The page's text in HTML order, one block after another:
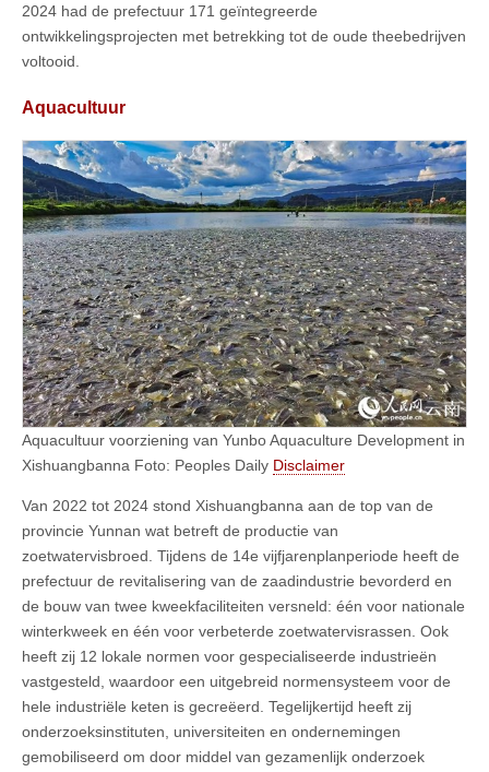
2024 had de prefectuur 171 geïntegreerde
ontwikkelingsprojecten met betrekking tot de oude theebedrijven
voltooid.
Aquacultuur
Aquacultuur voorziening van Yunbo Aquaculture Development in
Xishuangbanna Foto: Peoples Daily Disclaimer
Van 2022 tot 2024 stond Xishuangbanna aan de top van de
provincie Yunnan wat betreft de productie van
zoetwatervisbroed. Tijdens de 14e vijfjarenplanperiode heeft de
prefectuur de revitalisering van de zaadindustrie bevorderd en
de bouw van twee kweekfaciliteiten versneld: één voor nationale
winterkweek en één voor verbeterde zoetwatervisrassen. Ook
heeft zij 12 lokale normen voor gespecialiseerde industrieën
vastgesteld, waardoor een uitgebreid normensysteem voor de
hele industriële keten is gecreëerd. Tegelijkertijd heeft zij
onderzoeksinstituten, universiteiten en ondernemingen
gemobiliseerd om door middel van gezamenlijk onderzoek